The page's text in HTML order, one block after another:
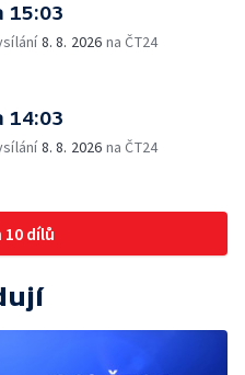
15:03
8. 8. 2026 na ČT24
14:03
8. 8. 2026 na ČT24
10 dílů